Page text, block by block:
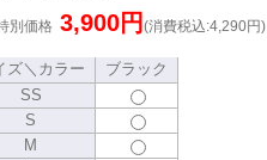
別価格 3,900円 (消費税込:4,290円)
ズ＼カラー
ブラック
SS
S
M